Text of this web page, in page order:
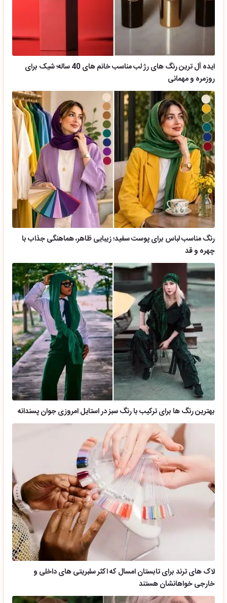
ایده آل ترین رنگ های رژ لب مناسب خانم های 40 ساله؛ شیک برای
روزمره و مهمانی
رنگ مناسب لباس برای پوست سفید؛ زیبایی ظاهر، هماهنگی جذاب با
چهره و قد
بهترین رنگ ها برای ترکیب با رنگ سبز در استایل امروزی جوان پسندانه
لاک های ترند برای تابستان امسال که اکثر سلبریتی های داخلی و
خارجی خواهانشان هستند